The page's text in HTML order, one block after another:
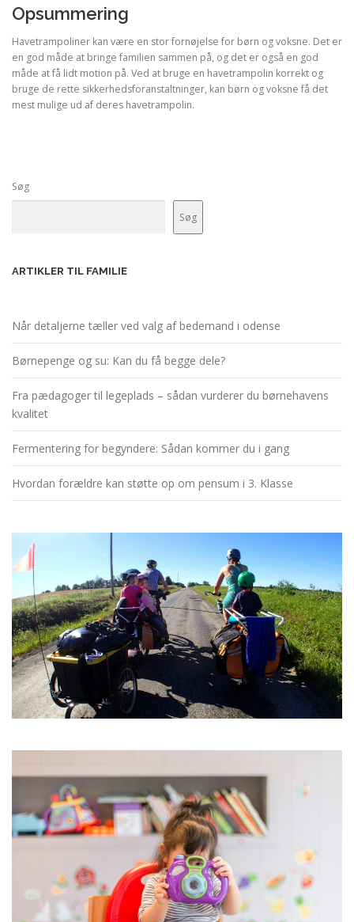
Opsummering
Havetrampoliner kan være en stor fornøjelse for børn og voksne. Det er
en god måde at bringe familien sammen på, og det er også en god
måde at få lidt motion på. Ved at bruge en havetrampolin korrekt og
bruge de rette sikkerhedsforanstaltninger, kan børn og voksne få det
mest mulige ud af deres havetrampolin.
Søg
Søg
ARTIKLER TIL FAMILIE
Når detaljerne tæller ved valg af bedemand i odense
Børnepenge og su: Kan du få begge dele?
Fra pædagoger til legeplads – sådan vurderer du børnehavens
kvalitet
Fermentering for begyndere: Sådan kommer du i gang
Hvordan forældre kan støtte op om pensum i 3. Klasse